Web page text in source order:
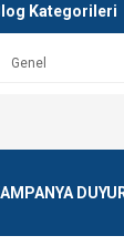
Kategorileri
Genel